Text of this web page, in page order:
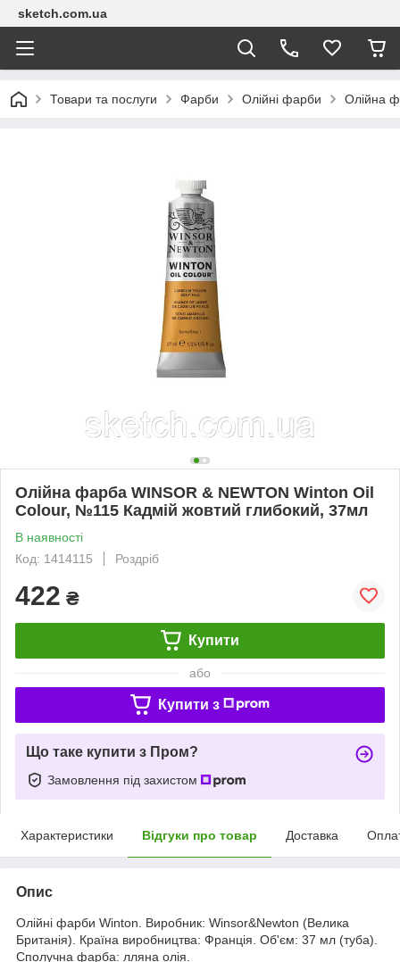
sketch.com.ua
Товари та послуги Фарби Олійні фарби Олійна
Олійна фарба WINSOR & NEWTON Winton Oil
Colour, №115 Кадмій жовтий глибокий, 37мл
В наявності
Код: 1414115
Роздріб
422 ₴
Купити
або
Купити з
Що таке купити з Пром?
Замовлення під захистом
Характеристики Відгуки про товар Доставка
Опис
Олійні фарби Winton. Виробник: Winsor&Newton (Велика
Британія). Країна виробництва: Франція. Об'єм: 37 мл (туба).
Сполучна фарба: лляна олія.